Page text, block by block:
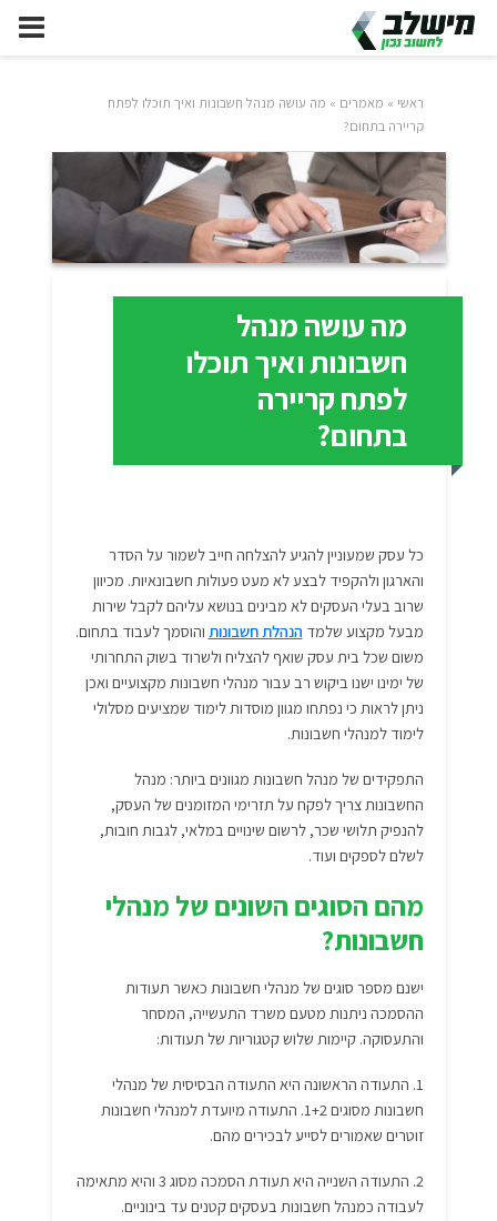
ראשי » מאמרים » מה עושה מנהל חשבונות ואיך תוכלו לפתח
קריירה בתחום?
מה עושה מנהל
חשבונות ואיך תוכלו
לפתח קריירה
בתחום?
כל עסק שמעוניין להגיע להצלחה חייב לשמור על הסדר
והארגון ולהקפיד לבצע לא מעט פעולות חשבונאיות. מכיוון
שרוב בעלי העסקים לא מבינים בנושא עליהם לקבל שירות
מבעל מקצוע שלמד הנהלת חשבונות והוסמך לעבוד בתחום.
משום שכל בית עסק שואף להצליח ולשרוד בשוק התחרותי
של ימינו ישנו ביקוש רב עבור מנהלי חשבונות מקצועיים ואכן
ניתן לראות כי נפתחו מגוון מוסדות לימוד שמציעים מסלולי
לימוד למנהלי חשבונות.
התפקידים של מנהל חשבונות מגוונים ביותר: מנהל
החשבונות צריך לפקח על תזרימי המזומנים של העסק,
להנפיק תלושי שכר, לרשום שינויים במלאי, לגבות חובות,
לשלם לספקים ועוד.
מהם הסוגים השונים של מנהלי
חשבונות?
ישנם מספר סוגים של מנהלי חשבונות כאשר תעודות
ההסמכה ניתנות מטעם משרד התעשייה, המסחר
והתעסוקה. קיימות שלוש קטגוריות של תעודות:
1. התעודה הראשונה היא התעודה הבסיסית של מנהלי
חשבונות מסוגים 1+2. התעודה מיועדת למנהלי חשבונות
זוטרים שאמורים לסייע לבכירים מהם.
2. התעודה השנייה היא תעודת הסמכה מסוג 3 והיא מתאימה
לעבודה כמנהל חשבונות בעסקים קטנים עד בינוניים.